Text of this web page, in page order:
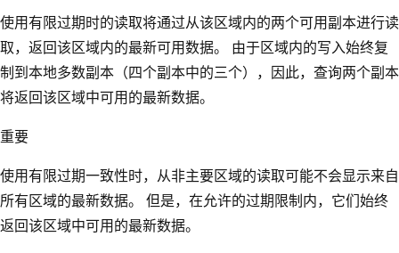
使用有限过期时的读取将通过从该区域内的两个可用副本进行读
取，返回该区域内的最新可用数据。 由于区域内的写入始终复
制到本地多数副本（四个副本中的三个），因此，查询两个副本
将返回该区域中可用的最新数据。
重要
使用有限过期一致性时，从非主要区域的读取可能不会显示来自
所有区域的最新数据。 但是，在允许的过期限制内，它们始终
返回该区域中可用的最新数据。